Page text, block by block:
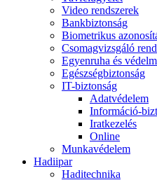
Video rendszerek
Bankbiztonság
Biometrikus
Csomagvizsgáló
Egyenruha és
Egészségbiztonság
IT-biztonság
Adatvédelem
Információ-
Iratkezelés
Online
Munkavédelem
Hadiipar
Haditechnika